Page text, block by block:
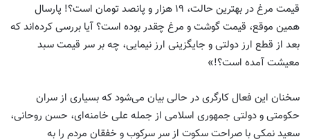
قیمت مرغ در بهترین حالت، ۱۹ هزار و پانصد تومان است؟! پارسال
همین موقع، قیمت گوشت و مرغ چقدر بوده است؟ آیا بررسی کرده‌اند که
بعد از قطع ارز دولتی و جایگزینی ارز نیمایی، چه بر سر قیمت سبد
معیشت آمده است؟!»
سخنان این فعال کارگری در حالی بیان می‌شود که بسیاری از سران
حکومتی و دولتی جمهوری اسلامی از جمله علی خامنه‌ای، حسن روحانی،
سعید نمکی با صراحت سکوت از سر سرکوب و خفقان مردم را به